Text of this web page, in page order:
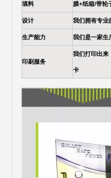
填料 膜+纸箱/带轮
设计 我们拥有专业
生产能力 我们是一家生
印刷服务
我们打印出来
卡